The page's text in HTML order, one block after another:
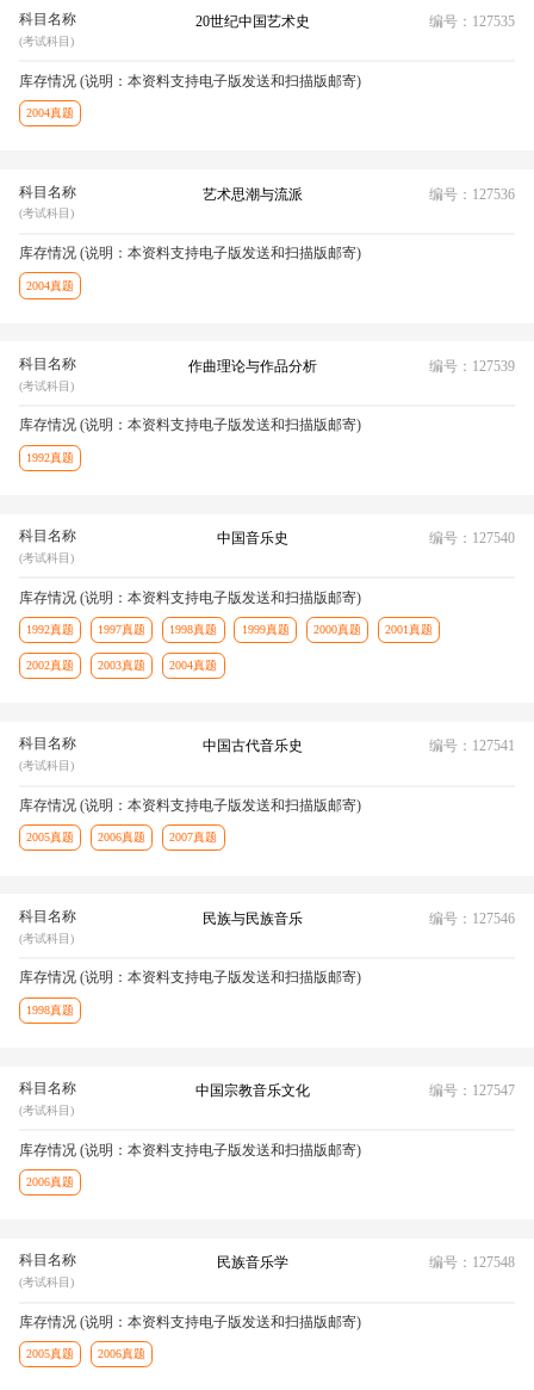
科目名称
(考试科目)
20世纪中国艺术史 编号：127535
库存情况 (说明：本资料支持电子版发送和扫描版邮寄)
2004真题
科目名称
(考试科目)
艺术思潮与流派 编号：127536
库存情况 (说明：本资料支持电子版发送和扫描版邮寄)
2004真题
科目名称
(考试科目)
作曲理论与作品分析 编号：127539
库存情况 (说明：本资料支持电子版发送和扫描版邮寄)
1992真题
科目名称
(考试科目)
中国音乐史 编号：127540
库存情况 (说明：本资料支持电子版发送和扫描版邮寄)
1992真题 1997真题 1998真题 1999真题 2000真题 2001真题
2002真题 2003真题 2004真题
科目名称
(考试科目)
中国古代音乐史 编号：127541
库存情况 (说明：本资料支持电子版发送和扫描版邮寄)
2005真题 2006真题 2007真题
科目名称
(考试科目)
民族与民族音乐 编号：127546
库存情况 (说明：本资料支持电子版发送和扫描版邮寄)
1998真题
科目名称
(考试科目)
中国宗教音乐文化 编号：127547
库存情况 (说明：本资料支持电子版发送和扫描版邮寄)
2006真题
科目名称
(考试科目)
民族音乐学 编号：127548
库存情况 (说明：本资料支持电子版发送和扫描版邮寄)
2005真题 2006真题